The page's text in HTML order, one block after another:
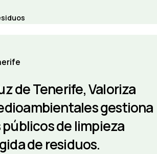
de Tenerife, Valoriza
gestiona
de limpieza
de residuos.